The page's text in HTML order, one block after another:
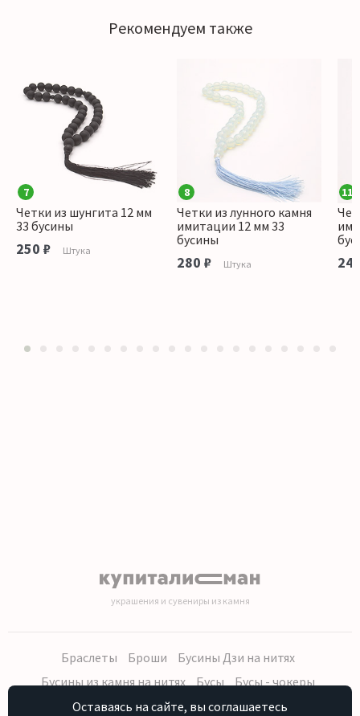
Рекомендуем также
7
Четки из шунгита 12 мм
33 бусины
250 ₽ Штука
8
Четки из лунного камня
имитации 12 мм 33
бусины
280 ₽ Штука
11
украшения и сувениры из камня
Браслеты Броши
Бусины Дзи на нитях
Бусины из камня на нитях
Бусы
Бусы - чокеры
Кольца, серьги
Кулоны Наборы (бусы, браслет, серьги)
Оставаясь на сайте, вы соглашаетесь